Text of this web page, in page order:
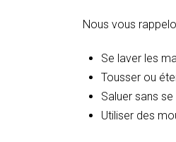
Nous vous
Se laver les
Tousser ou
Saluer sans
Utiliser des